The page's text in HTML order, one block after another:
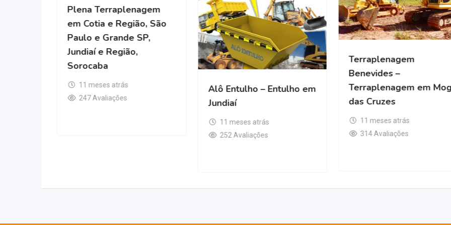
Plena Terraplenagem
em Cotia e Região, São
Paulo e Grande SP,
Jundiaí e Região,
Sorocaba
11 meses atrás
247 Avaliações
Alô Entulho – Entulho em
Jundiaí
11 meses atrás
252 Avaliações
Terraplenagem
Benevides –
Terraplenagem em
das Cruzes
11 meses atrás
314 Avaliações